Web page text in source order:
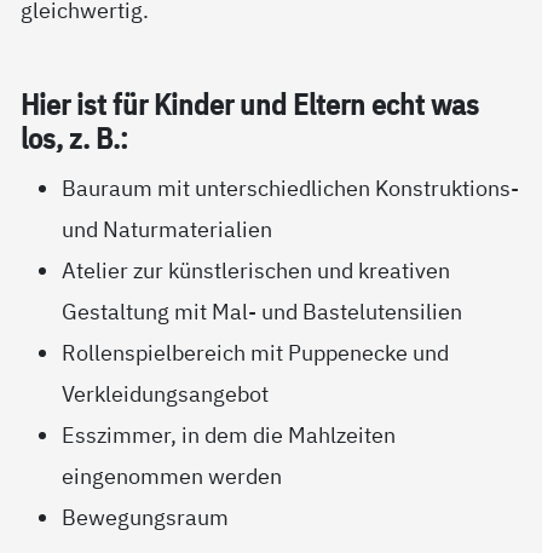
gleichwertig.
Hier ist für Kin­der und El­tern echt was
los, z. B.:
Bauraum mit unterschiedlichen Konstruktions-
und Naturmaterialien
Atelier zur künstlerischen und kreativen
Gestaltung mit Mal- und Bastelutensilien
Rollenspielbereich mit Puppenecke und
Verkleidungsangebot
Esszimmer, in dem die Mahlzeiten
eingenommen werden
Bewegungsraum